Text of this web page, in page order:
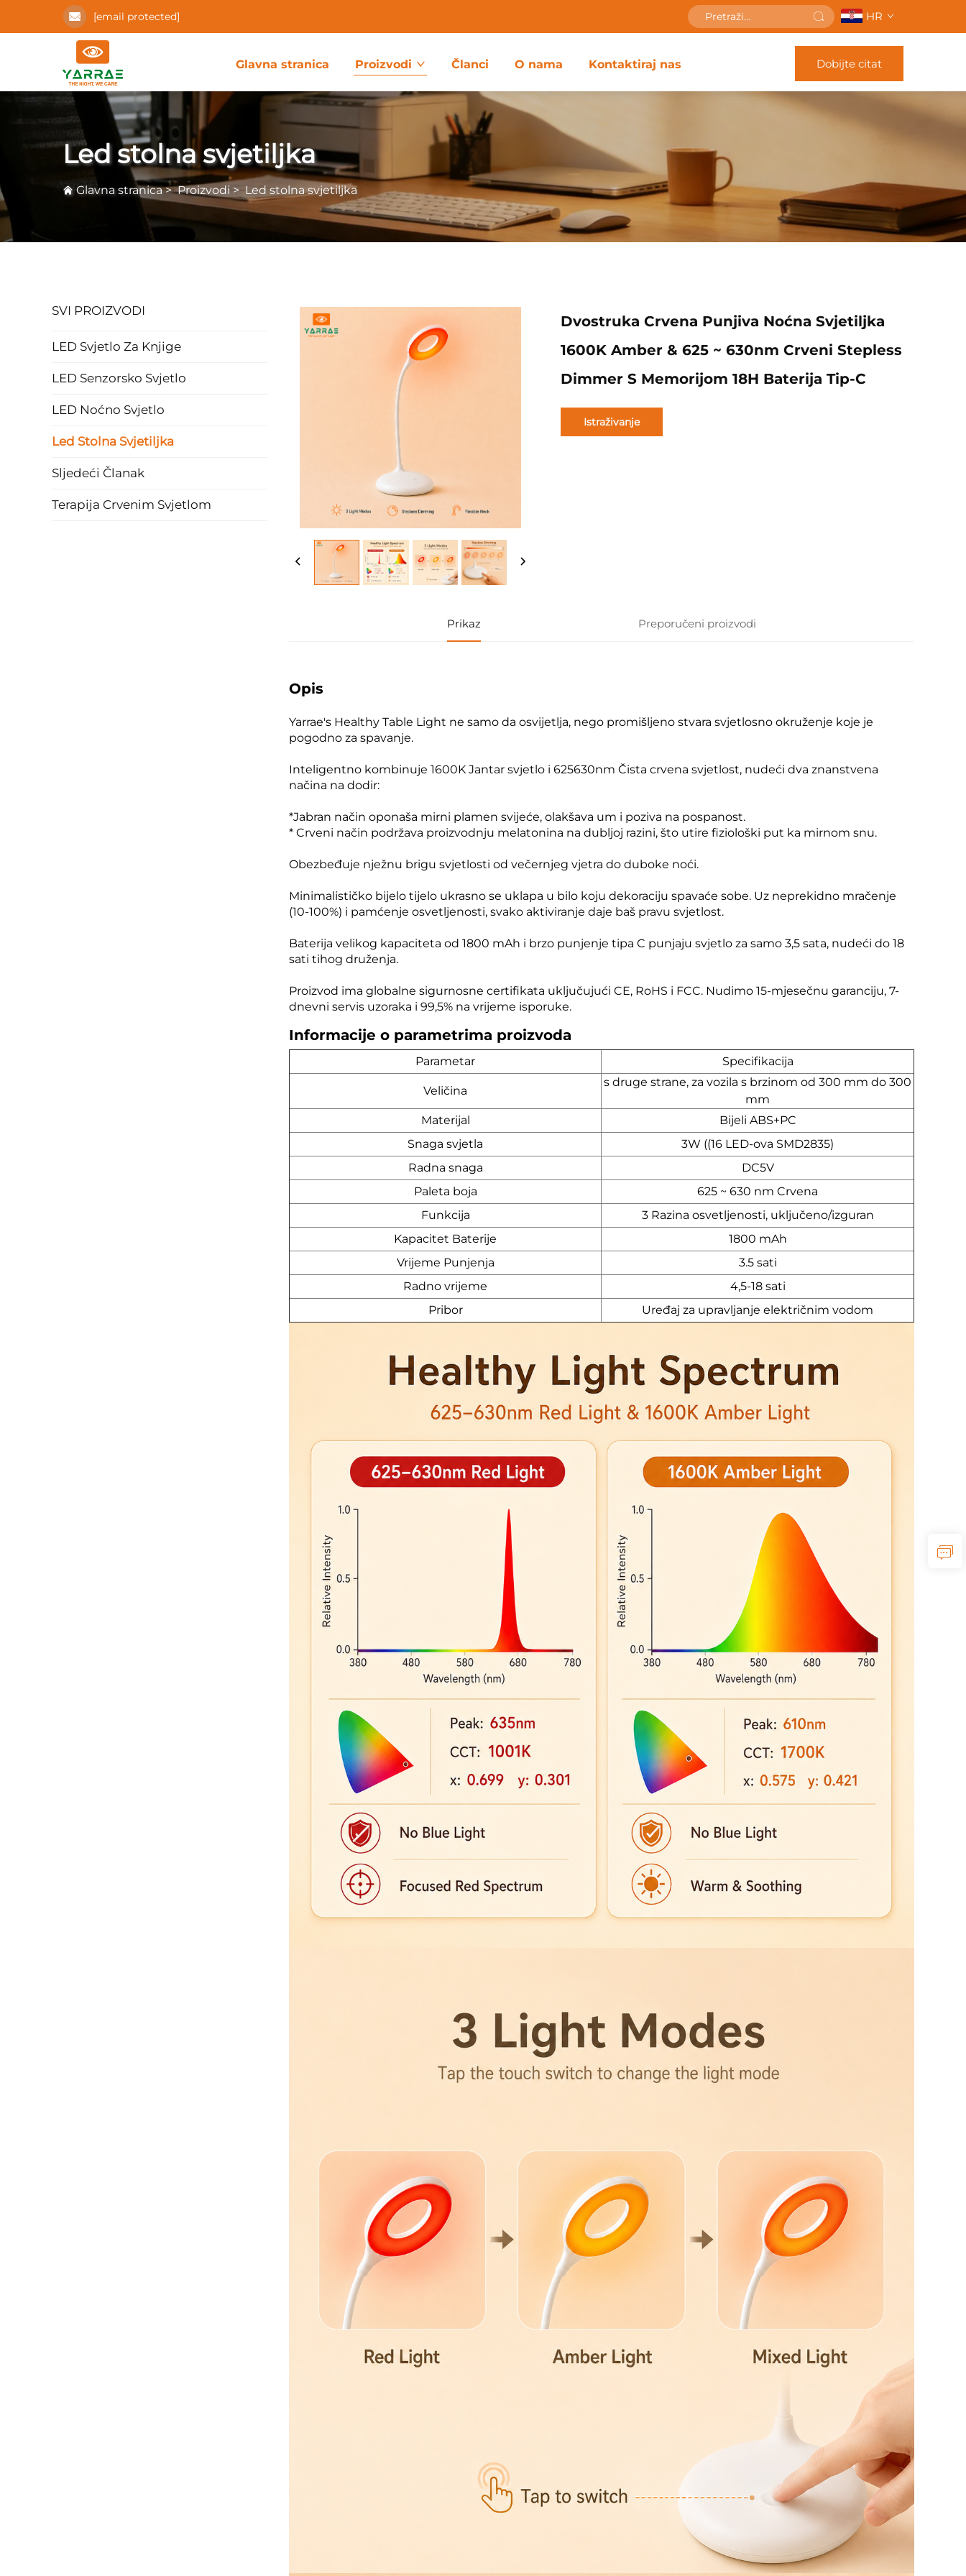
[email protected] HR
Glavna stranica Proizvodi Članci O nama Kontaktiraj nas Dobijte citat
Led stolna svjetiljka
Glavna stranica>Proizvodi > Led stolna svjetiljka
SVI PROIZVODI
LED Svjetlo Za Knjige
LED Senzorsko Svjetlo
LED Noćno Svjetlo
Led Stolna Svjetiljka
Sljedeći Članak
Terapija Crvenim Svjetlom
Dvostruka Crvena Punjiva Noćna Svjetiljka
1600K Amber & 625 ~ 630nm Crveni Stepless
Dimmer S Memorijom 18H Baterija Tip-C
Istraživanje
Prikaz Preporučeni proizvodi
Opis
Yarrae's Healthy Table Light ne samo da osvijetlja, nego promišljeno stvara svjetlosno okruženje koje je
pogodno za spavanje.
Inteligentno kombinuje 1600K Jantar svjetlo i 625630nm Čista crvena svjetlost, nudeći dva znanstvena
načina na dodir:
*Jabran način oponaša mirni plamen svijeće, olakšava um i poziva na pospanost.
* Crveni način podržava proizvodnju melatonina na dubljoj razini, što utire fiziološki put ka mirnom snu.
Obezbeđuje nježnu brigu svjetlosti od večernjeg vjetra do duboke noći.
Minimalističko bijelo tijelo ukrasno se uklapa u bilo koju dekoraciju spavaće sobe. Uz neprekidno mračenje
(10-100%) i pamćenje osvetljenosti, svako aktiviranje daje baš pravu svjetlost.
Baterija velikog kapaciteta od 1800 mAh i brzo punjenje tipa C punjaju svjetlo za samo 3,5 sata, nudeći do 18
sati tihog druženja.
Proizvod ima globalne sigurnosne certifikata uključujući CE, RoHS i FCC. Nudimo 15-mjesečnu garanciju, 7-
dnevni servis uzoraka i 99,5% na vrijeme isporuke.
Informacije o parametrima proizvoda
Parametar Specifikacija
Veličina
s druge strane, za vozila s brzinom od 300 mm do 300
mm
Materijal
Bijeli ABS+PC
Snaga svjetla
3W ((16 LED-ova SMD2835)
Radna snaga
DC5V
Paleta boja
625 ~ 630 nm Crvena
Funkcija
3 Razina osvetljenosti, uključeno/izguran
Kapacitet Baterije
1800 mAh
Vrijeme Punjenja
3.5 sati
Radno vrijeme
4,5-18 sati
Pribor
Uređaj za upravljanje električnim vodom